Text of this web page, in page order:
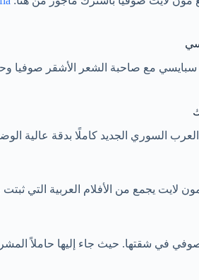
السوري الجديد كاملًا بدقة عالية
لايت يجمع من الأفلام العربية التي
في شقتها. حيث جاء إليها حاملاً